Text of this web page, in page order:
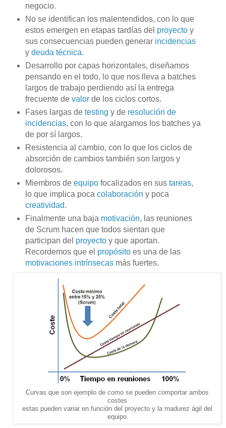
negocio.
No se identifican los malentendidos, con lo que
estos emergen en etapas tardías del proyectoy
sus consecuencias pueden generar incidencias
y deuda técnica.
Desarrollo por capas horizontales, diseñamos
pensando en el todo, lo que nos lleva a batches
largos de trabajo perdiendo así la entrega
frecuente de valorde los ciclos cortos.
Fases largas de testing y de resolución de
incidencias, con lo que alargamos los batches ya
de por sí largos.
Resistencia al cambio, con lo que los ciclos de
absorción de cambios también son largos y
dolorosos.
Miembros de equipofocalizados en sus tareas,
lo que implica poca colaboración y poca
creatividad.
Finalmente una baja motivación, las reuniones
de Scrum hacen que todos sientan que
participan del proyectoy que aportan.
Recordemos que el propósitoes una de las
motivaciones intrínsecasmás fuertes.
Curvas que son ejemplo de como se pueden comportar ambos
costes
estas pueden variar en función del proyecto y la madurez ágil del
equipo